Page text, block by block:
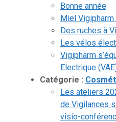
Bonne année
Miel
Des ruches à
Les vélos
Vigipharm
Electrique
Catégorie :
Les ateliers
de Vigilances
visio-